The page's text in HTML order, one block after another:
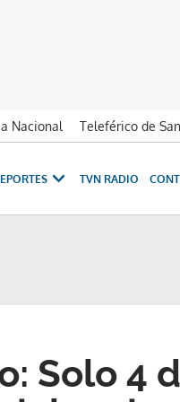
Nacional Teleférico de
TVN RADIO
Solo 4